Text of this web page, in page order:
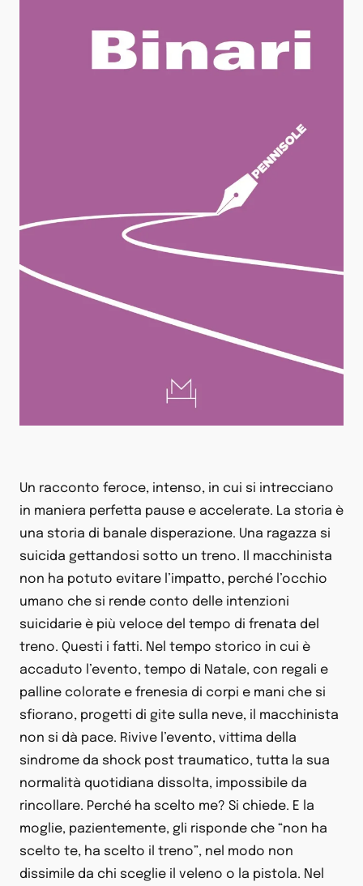
Un racconto feroce, intenso, in cui si intrecciano
in maniera perfetta pause e accelerate. La storia è
una storia di banale disperazione. Una ragazza si
suicida gettandosi sotto un treno. Il macchinista
non ha potuto evitare l’impatto, perché l’occhio
umano che si rende conto delle intenzioni
suicidarie è più veloce del tempo di frenata del
treno. Questi i fatti. Nel tempo storico in cui è
accaduto l’evento, tempo di Natale, con regali e
palline colorate e frenesia di corpi e mani che si
sfiorano, progetti di gite sulla neve, il macchinista
non si dà pace. Rivive l’evento, vittima della
sindrome da shock post traumatico, tutta la sua
normalità quotidiana dissolta, impossibile da
rincollare. Perché ha scelto me? Si chiede. E la
moglie, pazientemente, gli risponde che “non ha
scelto te, ha scelto il treno”, nel modo non
dissimile da chi sceglie il veleno o la pistola. Nel